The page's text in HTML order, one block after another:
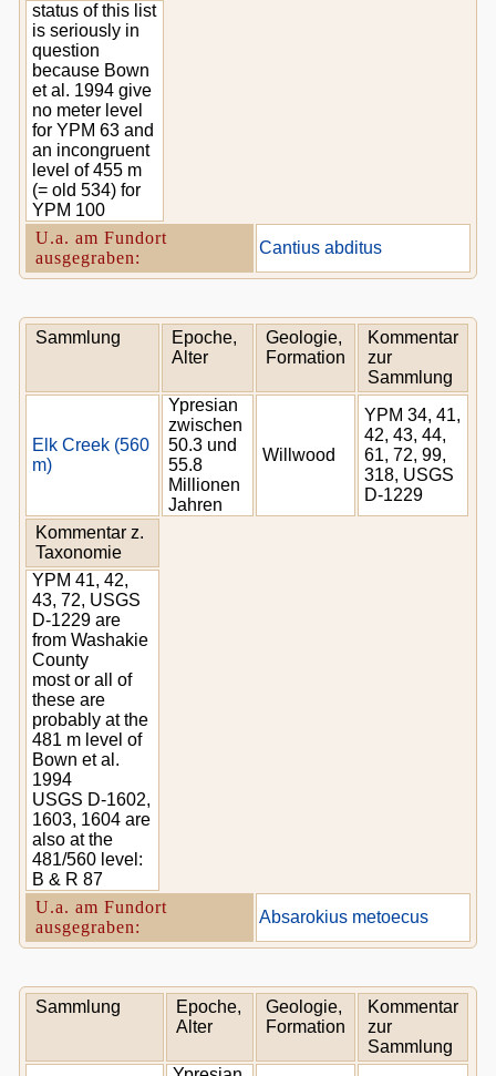
status of this list
is seriously in
question
because Bown
et al. 1994 give
no meter level
for YPM 63 and
an incongruent
level of 455 m
(= old 534) for
YPM 100
U.a. am Fundort
ausgegraben:
Cantius abditus
Sammlung
Epoche,
Alter
Geologie,
Formation
Kommentar
zur
Sammlung
Elk Creek (560
m)
Ypresian
zwischen
50.3 und
55.8
Millionen
Jahren
Willwood
YPM 34, 41,
42, 43, 44,
61, 72, 99,
318, USGS
D-1229
Kommentar z.
Taxonomie
YPM 41, 42,
43, 72, USGS
D-1229 are
from Washakie
County
most or all of
these are
probably at the
481 m level of
Bown et al.
1994
USGS D-1602,
1603, 1604 are
also at the
481/560 level:
B & R 87
U.a. am Fundort
ausgegraben:
Absarokius metoecus
Sammlung
Epoche,
Alter
Geologie,
Formation
Kommentar
zur
Sammlung